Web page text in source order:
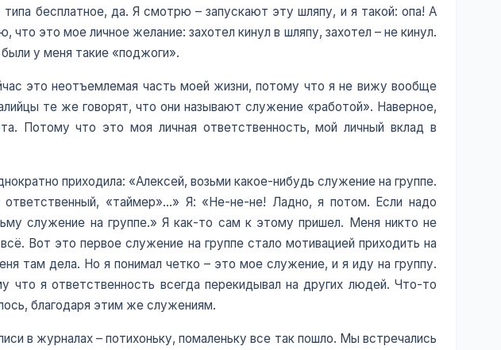
бесплатное, да. Я смотрю – запускают эту шляпу, и я такой: опа! А
это мое личное желание: захотел кинул в шляпу, захотел – не кинул.
у меня такие «поджоги».
это неотъемлемая часть моей жизни, потому что я не вижу вообще
те же говорят, что они называют служение «работой». Наверное,
Потому что это моя личная ответственность, мой личный вклад в
приходила: «Алексей, возьми какое-нибудь служение на группе.
«таймер»…» Я: «Не-не-не! Ладно, я потом. Если надо
служение на группе.» Я как-то сам к этому пришел. Меня никто не
Вот это первое служение на группе стало мотивацией приходить на
там дела. Но я понимал четко – это мое служение, и я иду на группу.
что я ответственность всегда перекидывал на других людей. Что-то
благодаря этим же служениям.
в журналах – потихоньку, помаленьку все так пошло. Мы встречались